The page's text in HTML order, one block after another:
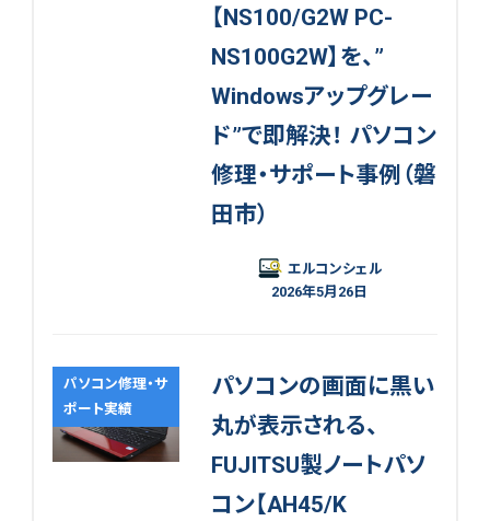
【NS100/G2W PC-
NS100G2W】を、”
Windowsアップグレー
ド”で即解決！ パソコン
修理・サポート事例（磐
田市）
エルコンシェル
2026年5月26日
パソコン修理・サ
ポート実績
パソコンの画面に黒い
丸が表示される、
FUJITSU製ノートパソ
コン【AH45/K